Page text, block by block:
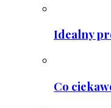
Idealny
Co